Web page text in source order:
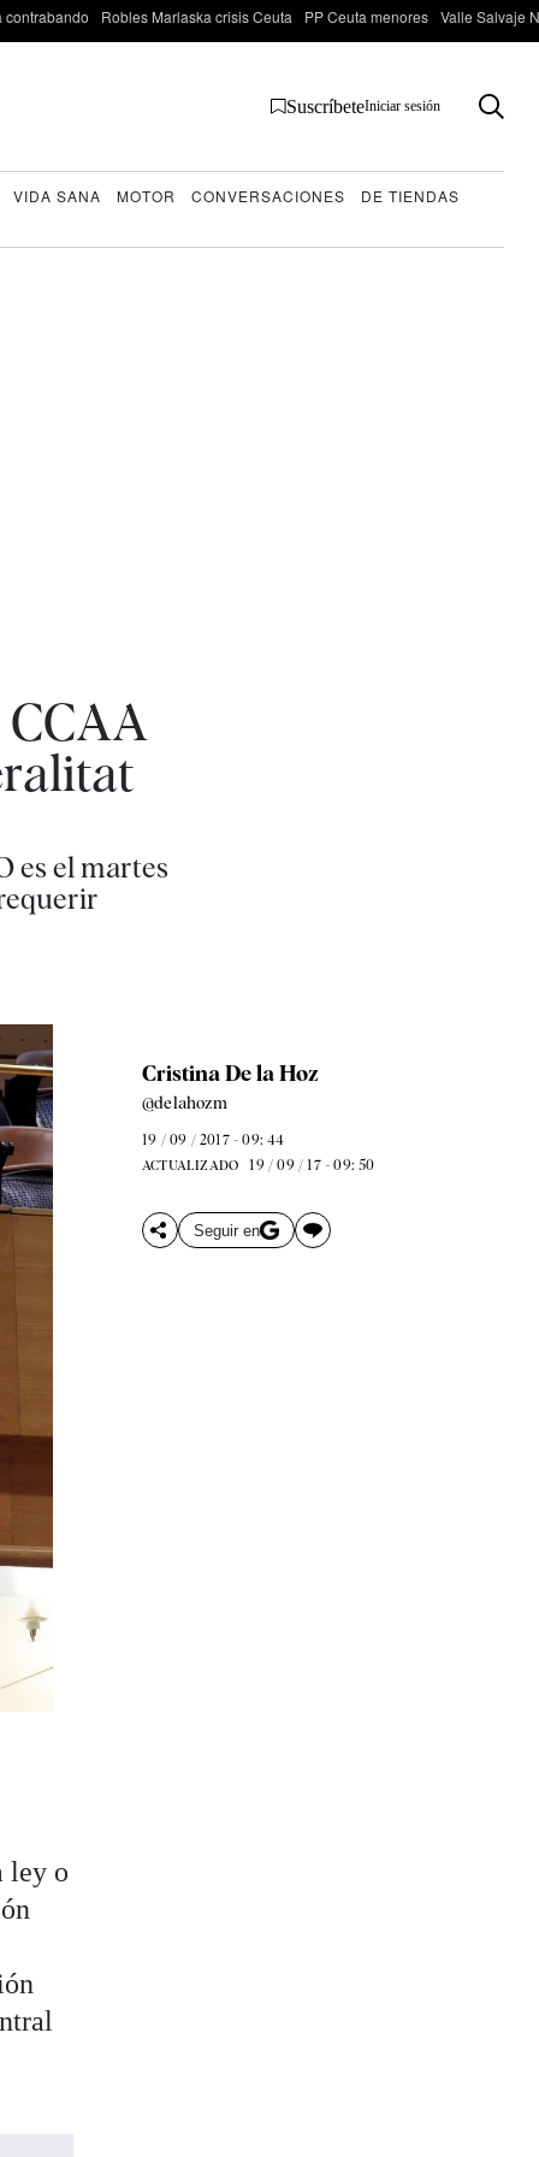
contrabando Robles Marlaska crisis Ceuta PP Ceuta menores Valle Salvaje
SuscríbeteIniciar sesión
VIDA SANA MOTOR CONVERSACIONES DE TIENDAS
CCAA
es el martes
Cristina De la Hoz
@delahozm
19 / 09 / 2017 - 09: 44
ACTUALIZADO 19 / 09 / 17 - 09: 50
Seguir en
ley o